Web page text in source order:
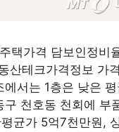
택가격 담보인정비
산테크가격정보 가
서는 1층은 낮은
천호동 천회에 부
균가 5억7천만원,